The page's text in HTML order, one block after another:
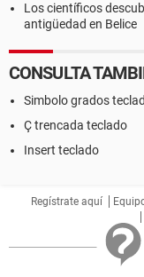
Los científicos
antigüedad en Belice
CONSULTA
Simbolo grados
Ç trencada teclado
Insert teclado
Regístrate aquí